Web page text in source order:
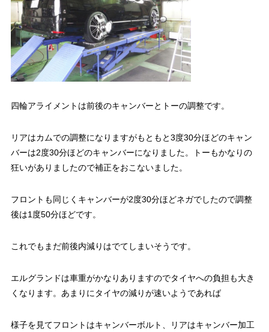
四輪アライメントは前後のキャンバーとトーの調整です。
リアはカムでの調整になりますがもともと3度30分ほどのキャン
バーは2度30分ほどのキャンバーになりました。トーもかなりの
狂いがありましたので補正をおこないました。
フロントも同じくキャンバーが2度30分ほどネガでしたので調整
後は1度50分ほどです。
これでもまだ前後内減りはでてしまいそうです。
エルグランドは車重がかなりありますのでタイヤへの負担も大き
くなります。あまりにタイヤの減りが速いようであれば
様子を見てフロントはキャンバーボルト、リアはキャンバー加工